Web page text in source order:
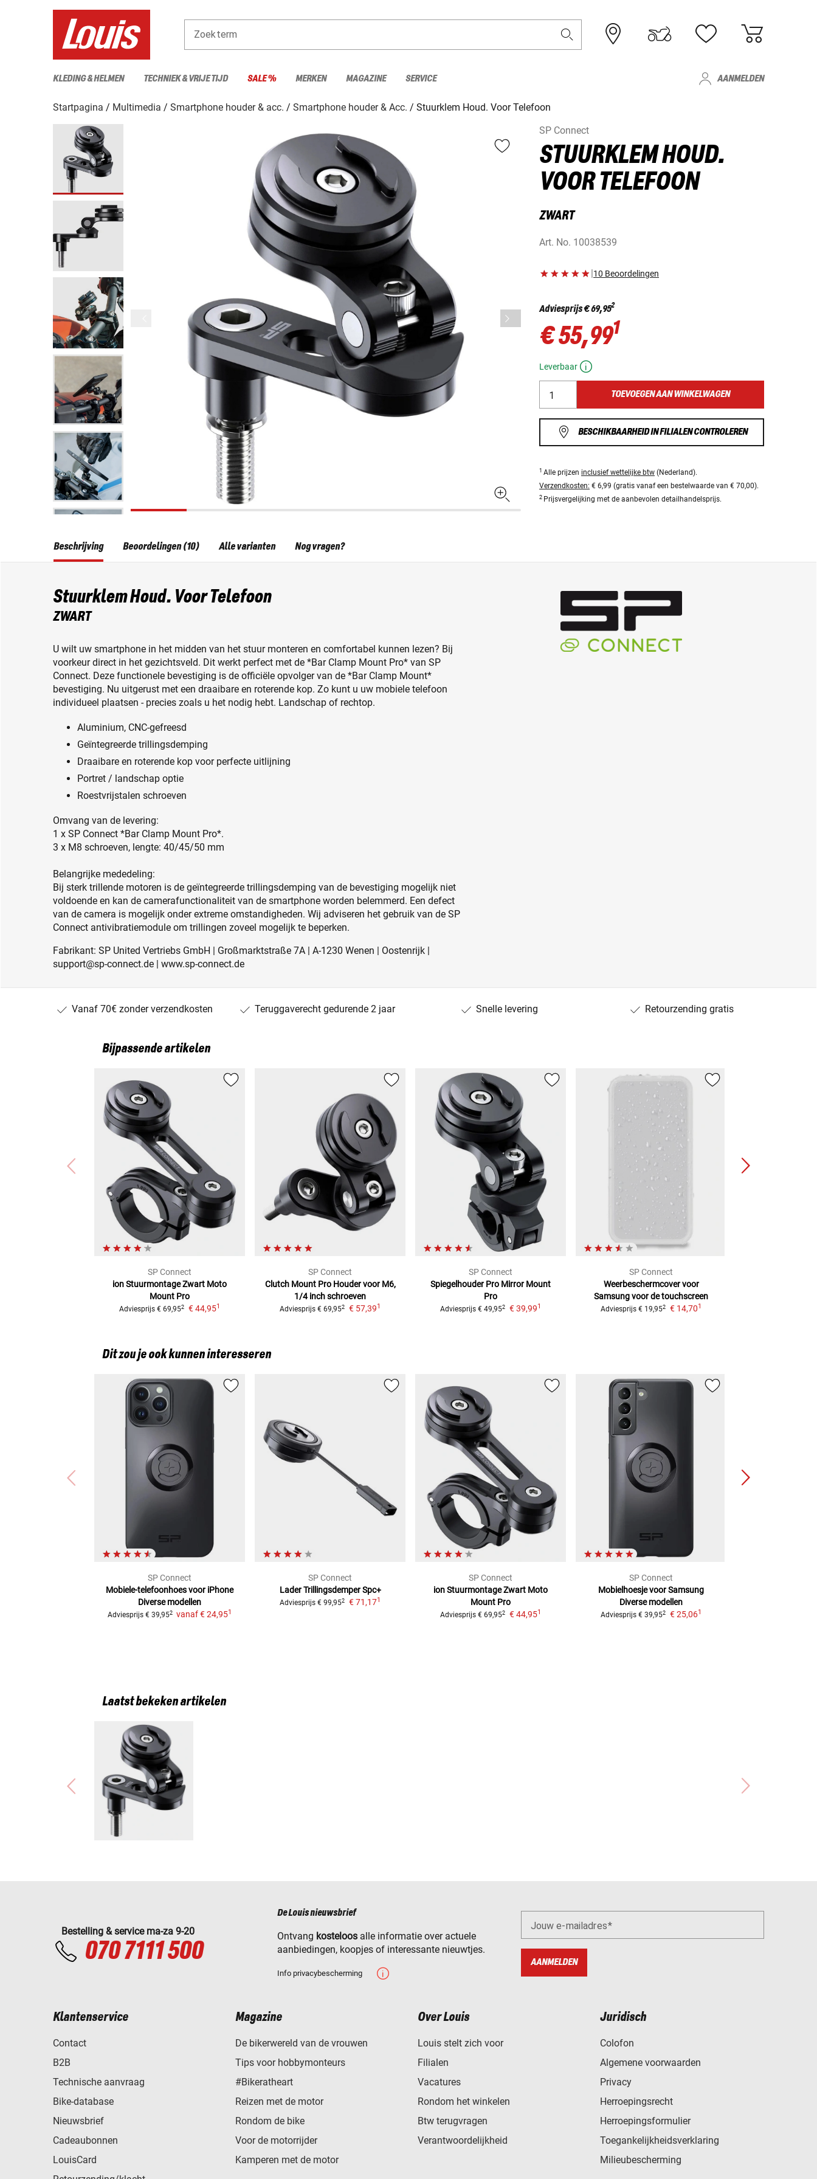
Zoekterm
KLEDING & HELMEN TECHNIEK & VRIJE TIJD SALE % MERKEN MAGAZINE SERVICE AANMELDEN
Startpagina Multimedia Smartphone houder & acc. Smartphone houder & Acc.
Stuurklem Houd. Voor Telefoon
SP Connect
STUURKLEM HOUD.
VOOR TELEFOON
ZWART
Art. No. 10038539
|10 Beoordelingen
Adviesprijs€ 69,952
€ 55,991
Leverbaar
TOEVOEGEN AAN WINKELWAGEN
BESCHIKBAARHEID IN FILIALEN CONTROLEREN
1 Alle prijzen inclusief wettelijke btw (Nederland).
Verzendkosten: € 6,99 (gratis vanaf een bestelwaarde van € 70,00).
2 Prijsvergelijking met de aanbevolen detailhandelsprijs.
Beschrijving
Stuurklem Houd. Voor Telefoon
ZWART
U wilt uw smartphone in het midden van het stuur monteren en comfortabel kunnen lezen? Bij
voorkeur direct in het gezichtsveld. Dit werkt perfect met de *Bar Clamp Mount Pro* van SP
Connect. Deze functionele bevestiging is de officiële opvolger van de *Bar Clamp Mount*
bevestiging. Nu uitgerust met een draaibare en roterende kop. Zo kunt u uw mobiele telefoon
individueel plaatsen - precies zoals u het nodig hebt. Landschap of rechtop.
Aluminium, CNC-gefreesd
Geïntegreerde trillingsdemping
Draaibare en roterende kop voor perfecte uitlijning
Portret / landschap optie
Roestvrijstalen schroeven
Omvang van de levering:
1 x SP Connect *Bar Clamp Mount Pro*.
3 x M8 schroeven, lengte: 40/45/50 mm
Belangrijke mededeling:
Bij sterk trillende motoren is de geïntegreerde trillingsdemping van de bevestiging mogelijk niet
voldoende en kan de camerafunctionaliteit van de smartphone worden belemmerd. Een defect
van de camera is mogelijk onder extreme omstandigheden. Wij adviseren het gebruik van de SP
Connect antivibratiemodule om trillingen zoveel mogelijk te beperken.
Fabrikant: SP United Vertriebs GmbH | Großmarktstraße 7A | A-1230 Wenen | Oostenrijk |
support@sp-connect.de | www.sp-connect.de
Beoordelingen (10) Alle varianten Nog vragen?
Vanaf 70€ zonder verzendkosten Teruggaverecht gedurende 2 jaar Snelle levering Retourzending gratis
Bijpassende artikelen
SP Connect
ion Stuurmontage Zwart Moto
Mount Pro
Adviesprijs € 69,952 € 44,951
SP Connect
Clutch Mount Pro Houder voor M6,
1/4 inch schroeven
Adviesprijs € 69,952 € 57,391
SP Connect
Spiegelhouder Pro Mirror Mount
Pro
Adviesprijs € 49,952 € 39,991
SP Connect
Weerbeschermcover voor
Samsungvoor de touchscreen
Adviesprijs € 19,952 € 14,701
Dit zou je ook kunnen interesseren
SP Connect
Mobiele-telefoonhoes voor iPhone
Diverse modellen
Adviesprijs € 39,952 vanaf€ 24,951
SP Connect
Lader Trillingsdemper Spc+
Adviesprijs € 99,952 € 71,171
SP Connect
ion Stuurmontage Zwart Moto
Mount Pro
Adviesprijs € 69,952 € 44,951
SP Connect
Mobielhoesje voor Samsung
Diverse modellen
Adviesprijs € 39,952 € 25,061
Laatst bekeken artikelen
Bestelling & service ma-za 9-20
070 7111 500
De Louis nieuwsbrief
Ontvang kosteloos alle informatie over actuele
aanbiedingen, koopjes of interessante nieuwtjes.
Info privacybescherming
Jouw e-mailadres
AANMELDEN
Klantenservice
Contact
B2B
Technische aanvraag
Bike-database
Nieuwsbrief
Cadeaubonnen
LouisCard
Magazine
De bikerwereld van de vrouwen
Tips voor hobbymonteurs
#Bikeratheart
Reizen met de motor
Rondom de bike
Voor de motorrijder
Kamperen met de motor
Over Louis
Louis stelt zich voor
Filialen
Vacatures
Rondom het winkelen
Btw terugvragen
Verantwoordelijkheid
Juridisch
Colofon
Algemene voorwaarden
Privacy
Herroepingsrecht
Herroepingsformulier
Toegankelijkheidsverklaring
Milieubescherming